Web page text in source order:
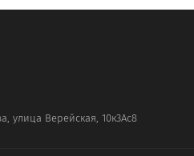
улица Верейская, 10к3Ас8